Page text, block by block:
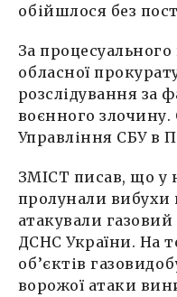
обійшлося без
За
обласної
розслідування за
воєнного злочину.
Управління СБУ в
ЗМІСТ писав, що у
пролунали вибухи
атакували газовий
ДСНС України. На
об’єктів
ворожої атаки